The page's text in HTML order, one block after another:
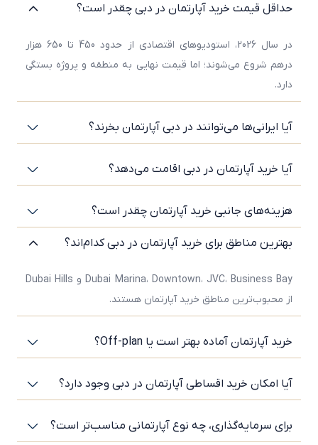
محدودیت‌های قدیمی یا اطلاعات اشتباه درباره ممنوعیت
توضیح مالکیت Freehold برای اتباع خارجی
مالکیت کامل و دائمی ملک
امکان انتقال ملک به وراث
دریافت سند رسمی از Dubai Land Department
در این مدل، خریدار بدون نیاز به شریک اماراتی، مالک
رسمی آپارتمان خواهد بود.
مناطق مجاز برای خرید غیراماراتی‌ها
اتباع خارجی فقط در مناطق مشخص‌شده Freehold امکان
خرید آپارتمان دارند.
محبوب‌ترین مناطق خرید آپارتمان در دبی:
حداقل قیمت خرید آپارتمان در دبی چقدر است؟
در سال 2026، استودیوهای اقتصادی از حدود 450 تا 650 هزار
درهم شروع می‌شوند؛ اما قیمت نهایی به منطقه و پروژه بستگی
دارد.
آیا ایرانی‌ها می‌توانند در دبی آپارتمان بخرند؟
آیا خرید آپارتمان در دبی اقامت می‌دهد؟
هزینه‌های جانبی خرید آپارتمان چقدر است؟
بهترین مناطق برای خرید آپارتمان در دبی کدام‌اند؟
Dubai Marina، Downtown، JVC، Business Bay و Dubai Hills
از محبوب‌ترین مناطق خرید آپارتمان هستند.
خرید آپارتمان آماده بهتر است یا Off-plan؟
آیا امکان خرید اقساطی آپارتمان در دبی وجود دارد؟
برای سرمایه‌گذاری، چه نوع آپارتمانی مناسب‌تر است؟